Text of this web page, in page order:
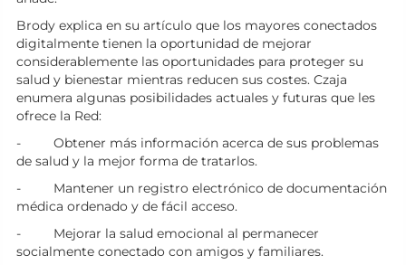
Brody explica en su artículo que los mayores conectados
digitalmente tienen la oportunidad de mejorar
considerablemente las oportunidades para proteger su
salud y bienestar mientras reducen sus costes. Czaja
enumera algunas posibilidades actuales y futuras que les
ofrece la Red:
-
Obtener más información acerca de sus problemas
de salud y la mejor forma de tratarlos.
-
Mantener un registro electrónico de documentación
médica ordenado y de fácil acceso.
-
Mejorar la salud emocional al permanecer
socialmente conectado con amigos y familiares.